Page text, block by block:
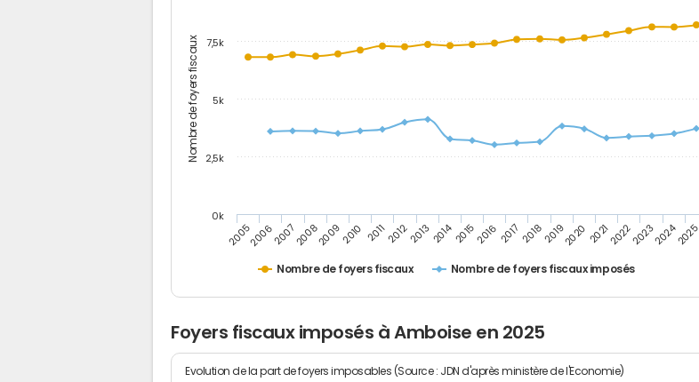
Nombre de foyers fiscaux
Nombre de foyers fiscaux Nombre de foyers fiscaux imposés
200520062007200820092010 201120122013201420152016 2017 20182019202020212022202320242025
0k
2,5k
5k
7,5k
Foyers fiscaux imposés à Amboise en 2025
Evolution de la part de foyers imposables (Source : JDN d'après ministère de l'Economie)